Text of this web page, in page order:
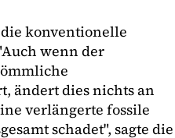
konventionelle
wenn der
ändert dies nichts an
verlängerte fossile
schadet", sagte die